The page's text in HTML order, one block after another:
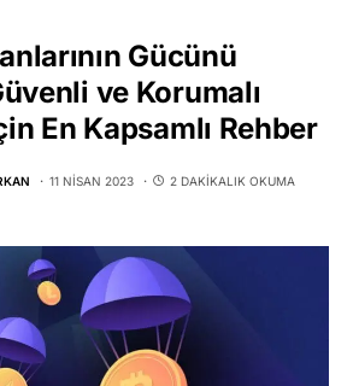
Gücünü
ve Korumalı
En Kapsamlı Rehber
11 NISAN 2023 2 DAKIKALIK OKUMA